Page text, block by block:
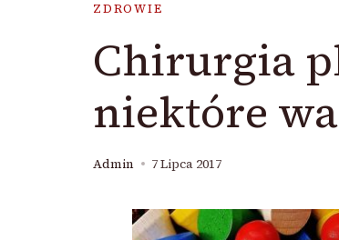
ZDROWIE
Chirurgia
niektóre
Admin 7 Lipca 2017